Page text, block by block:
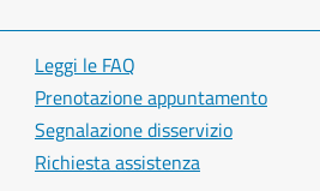
Leggi le FAQ
Prenotazione appuntamento
Segnalazione disservizio
Richiesta assistenza